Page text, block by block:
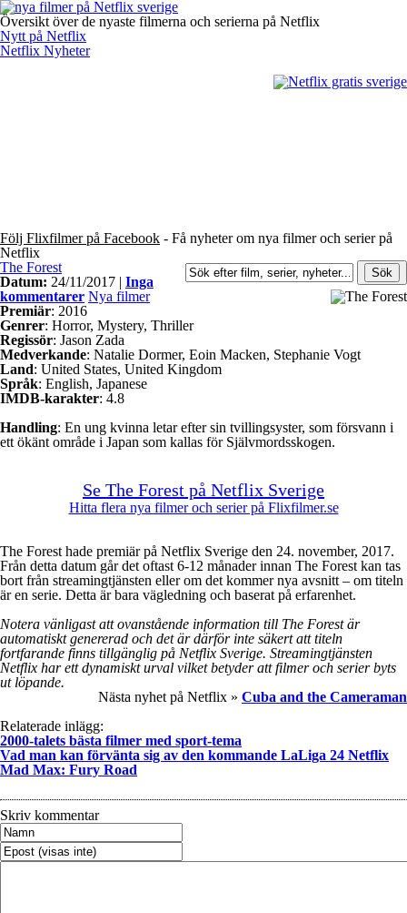
Översikt över de nyaste filmerna och serierna på Netflix
Nytt på Netflix
Netflix Nyheter
Följ Flixfilmer på Facebook - Få nyheter om nya filmer och serier på
Netflix
The Forest
Datum: 24/11/2017 | Inga
kommentarer Nya filmer
Premiär: 2016
Genrer: Horror, Mystery, Thriller
Regissör: Jason Zada
Medverkande: Natalie Dormer, Eoin Macken, Stephanie Vogt
Land: United States, United Kingdom
Språk: English, Japanese
IMDB-karakter: 4.8
Handling: En ung kvinna letar efter sin tvillingsyster, som försvann i
ett ökänt område i Japan som kallas för Självmordsskogen.
Se The Forest på Netflix Sverige
Hitta flera nya filmer och serier på Flixfilmer.se
The Forest hade premiär på Netflix Sverige den 24. november, 2017.
Från detta datum går det oftast 6-12 månader innan The Forest kan tas
bort från streamingtjänsten eller om det kommer nya avsnitt – om titeln
är en serie. Detta är bara vägledning och baserat på erfarenhet.
Notera vänligast att ovanstående information till The Forest är
automatiskt genererad och det är därför inte säkert att titeln
fortfarande finns tillgänglig på Netflix Sverige. Streamingtjänsten
Netflix har ett dynamiskt urval vilket betyder att filmer och serier byts
ut löpande.
Nästa nyhet på Netflix » Cuba and the Cameraman
Relaterade inlägg:
2000-talets bästa filmer med sport-tema
Vad man kan förvänta sig av den kommande LaLiga 24 Netflix
Mad Max: Fury Road
Skriv kommentar